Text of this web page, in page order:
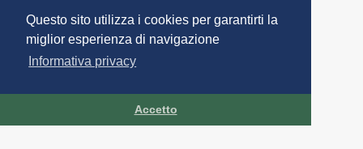
Questo sito utilizza i cookies per garantirti la
miglior esperienza di navigazione
Informativa privacy
Accetto